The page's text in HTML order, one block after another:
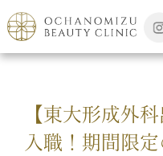
TOP campaign
【東大形成外
入職！期間限